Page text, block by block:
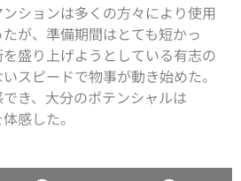
ションは多くの方々により使用
が、準備期間はとても短かっ
盛り上げようとしている有志の
スピードで物事が動き始めた。
き、大分のポテンシャルは
感した。